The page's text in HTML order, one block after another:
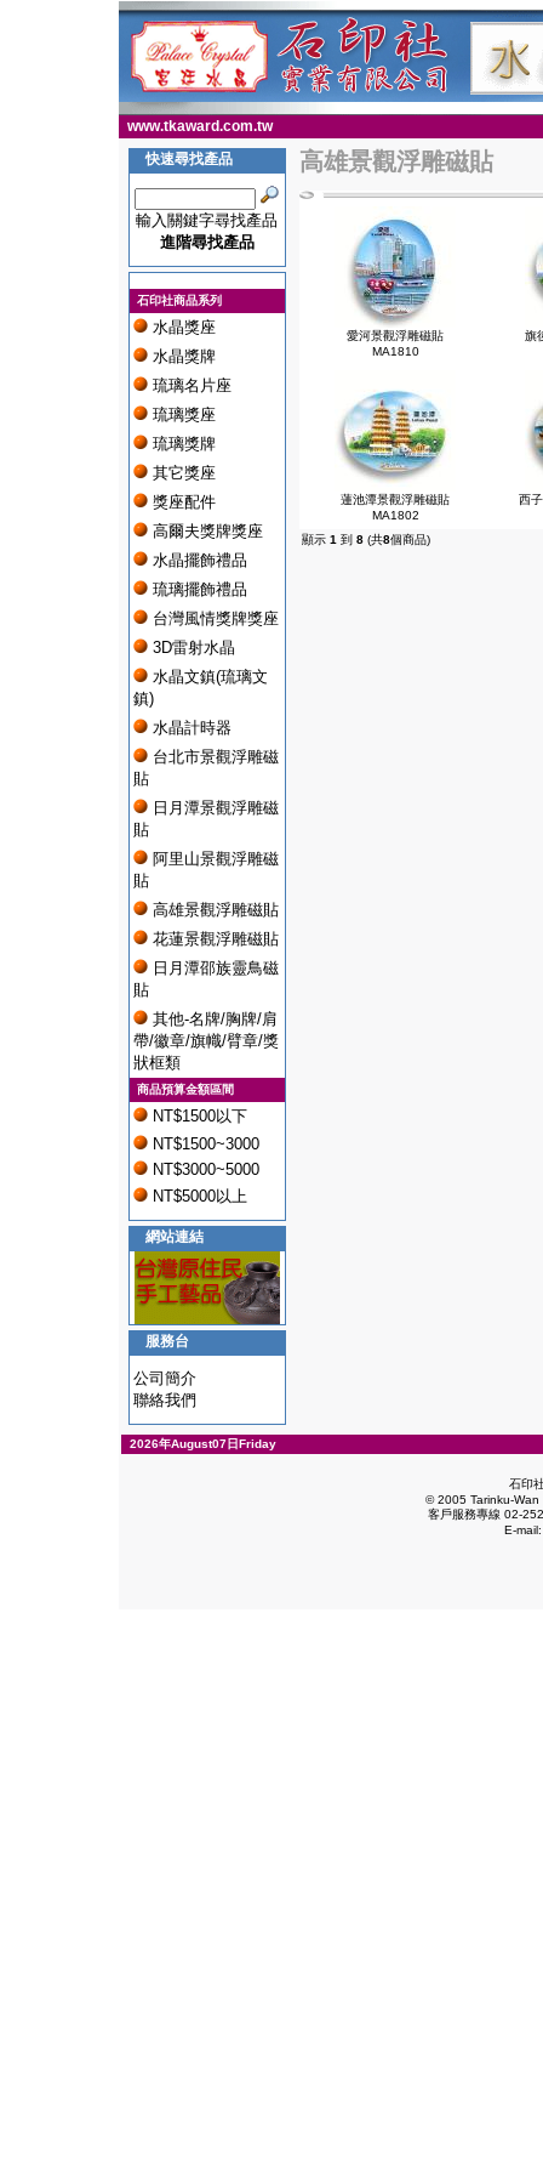
www.tkaward.com.tw
快速尋找產品
輸入關鍵字尋找產品
進階尋找產品
石印社商品系列
水晶獎座
水晶獎牌
琉璃名片座
琉璃獎座
琉璃獎牌
其它獎座
獎座配件
高爾夫獎牌獎座
水晶擺飾禮品
琉璃擺飾禮品
台灣風情獎牌獎座
3D雷射水晶
水晶文鎮(琉璃文
鎮)
水晶計時器
台北市景觀浮雕磁
貼
日月潭景觀浮雕磁
貼
阿里山景觀浮雕磁
貼
高雄景觀浮雕磁貼
花蓮景觀浮雕磁貼
日月潭邵族靈鳥磁
貼
其他-名牌/胸牌/肩
帶/徽章/旗幟/臂章/獎
狀框類
商品預算金額區間
NT$1500以下
NT$1500~3000
NT$3000~5000
NT$5000以上
網站連結
服務台
公司簡介
聯絡我們
高雄景觀浮雕磁貼
愛河景觀浮雕磁貼
MA1810
旗
蓮池潭景觀浮雕磁貼
MA1802
西
顯示 1 到 8(共8個商品)
2026年August07日Friday
石印
© 2005 Tarinku-Wan
客戶服務專線 02-
E-